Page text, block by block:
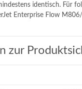
identisch. Für
Enterprise Flow
zur